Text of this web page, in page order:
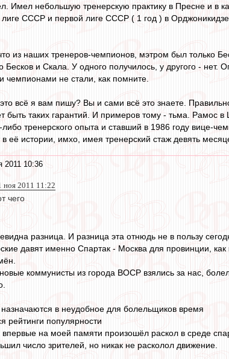
Имел небольшую тренерскую практику в Пресне и
лиге СССР и первой лиге СССР ( 1 год ) в
из наших тренеров-чемпионов, мэтром был только
Бесков и Скала. У одного получилось, у другого -
чемпионами не стали, как помните.
всё я вам пишу? Вы и сами всё это знаете.
быть таких гарантий. И примеров тому - тьма.
тренерского опыта и ставший в 1986 году вице-
её истории, имхо, имея тренерский стаж девять
2011 10:36
ноя 2011 11:22
чего
разница. И разница эта отнюдь не в пользу
давят именно Спартак - Москва для провинции,
коммунисты из города ВОСР взялись за нас,
в неудобное для болельщиков время
рейтинги популярности
на моей памяти произошёл раскол в среде
число зрителей, но никак не расколол движение.